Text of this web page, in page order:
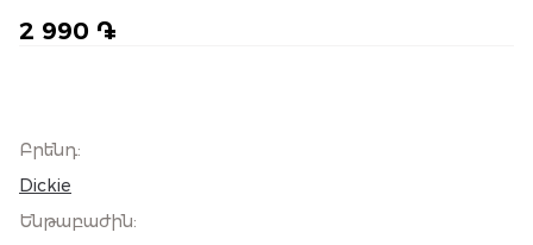
2 990 ֏
Բրենդ:
Dickie
Ենթաբաժին: